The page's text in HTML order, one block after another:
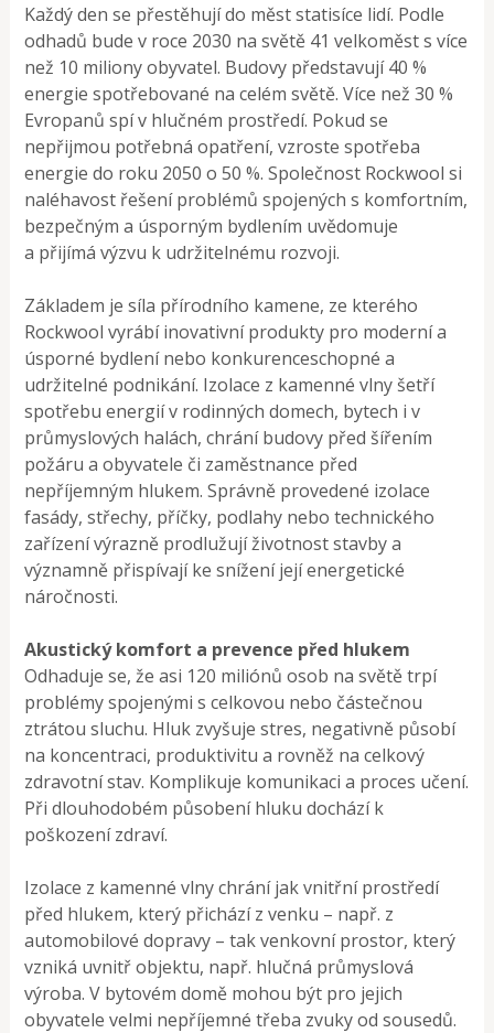
Každý den se přestěhují do měst statisíce lidí. Podle
odhadů bude v roce 2030 na světě 41 velkoměst s více
než 10 miliony obyvatel. Budovy představují 40 %
energie spotřebované na celém světě. Více než 30 %
Evropanů spí v hlučném prostředí. Pokud se
nepřijmou potřebná opatření, vzroste spotřeba
energie do roku 2050 o 50 %. Společnost Rockwool si
naléhavost řešení problémů spojených s komfortním,
bezpečným a úsporným bydlením uvědomuje
a přijímá výzvu k udržitelnému rozvoji.
Základem je síla přírodního kamene, ze kterého
Rockwool vyrábí inovativní produkty pro moderní a
úsporné bydlení nebo konkurenceschopné a
udržitelné podnikání. Izolace z kamenné vlny šetří
spotřebu energií v rodinných domech, bytech i v
průmyslových halách, chrání budovy před šířením
požáru a obyvatele či zaměstnance před
nepříjemným hlukem. Správně provedené izolace
fasády, střechy, příčky, podlahy nebo technického
zařízení výrazně prodlužují životnost stavby a
významně přispívají ke snížení její energetické
náročnosti.
Akustický komfort a prevence před hlukem
Odhaduje se, že asi 120 miliónů osob na světě trpí
problémy spojenými s celkovou nebo částečnou
ztrátou sluchu. Hluk zvyšuje stres, negativně působí
na koncentraci, produktivitu a rovněž na celkový
zdravotní stav. Komplikuje komunikaci a proces učení.
Při dlouhodobém působení hluku dochází k
poškození zdraví.
Izolace z kamenné vlny chrání jak vnitřní prostředí
před hlukem, který přichází z venku – např. z
automobilové dopravy – tak venkovní prostor, který
vzniká uvnitř objektu, např. hlučná průmyslová
výroba. V bytovém domě mohou být pro jejich
obyvatele velmi nepříjemné třeba zvuky od sousedů.